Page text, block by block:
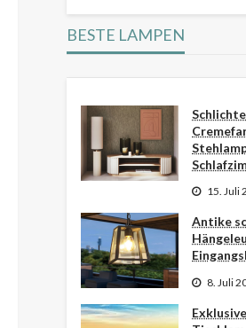
BESTE LAMPEN
15. Juli
Antike
8. Juli